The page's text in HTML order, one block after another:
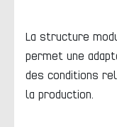
La structure
permet une
des conditions
la production.